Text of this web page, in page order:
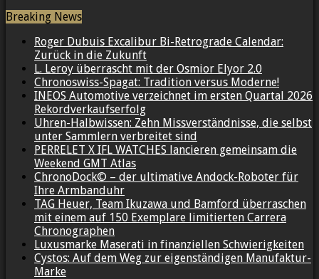
Breaking News
Roger Dubuis Excalibur Bi-Retrograde Calendar:
Zurück in die Zukunft
L. Leroy überrascht mit der Osmior Elyor 2.0
Chronoswiss-Spagat: Tradition versus Moderne!
INEOS Automotive verzeichnet im ersten Quartal 2026
Rekordverkaufserfolg
Uhren-Halbwissen: Zehn Missverständnisse, die selbst
unter Sammlern verbreitet sind
PERRELET X IFL WATCHES lancieren gemeinsam die
Weekend GMT Atlas
ChronoDock© – der ultimative Andock-Roboter für
Ihre Armbanduhr
TAG Heuer, Team Ikuzawa und Bamford überraschen
mit einem auf 150 Exemplare limitierten Carrera
Chronographen
Luxusmarke Maserati in finanziellen Schwierigkeiten
Cystos: Auf dem Weg zur eigenständigen Manufaktur-
Marke